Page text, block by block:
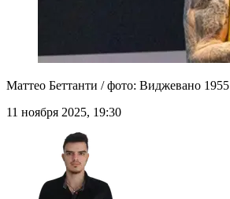
Маттео Беттанти / фото: Виджевано 1955
11 ноября 2025, 19:30